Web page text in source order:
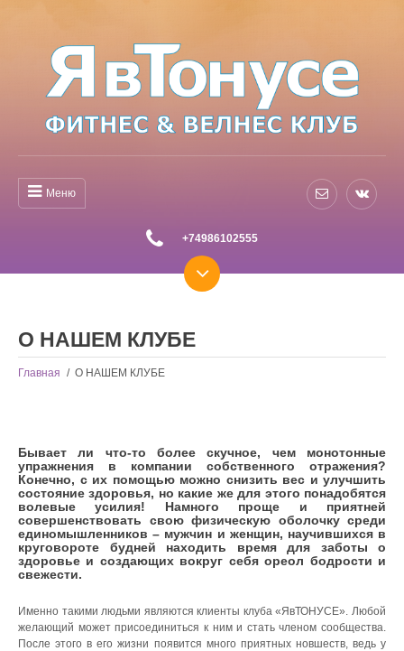
Меню
+74986102555
О НАШЕМ КЛУБЕ
Главная / О НАШЕМ КЛУБЕ
Бывает ли что-то более скучное, чем монотонные
упражнения в компании собственного отражения?
Конечно, с их помощью можно снизить вес и улучшить
состояние здоровья, но какие же для этого понадобятся
волевые усилия! Намного проще и приятней
совершенствовать свою физическую оболочку среди
единомышленников – мужчин и женщин, научившихся в
круговороте будней находить время для заботы о
здоровье и создающих вокруг себя ореол бодрости и
свежести.
Именно такими людьми являются клиенты клуба «ЯвТОНУСЕ». Любой
желающий может присоединиться к ним и стать членом сообщества.
После этого в его жизни появится много приятных новшеств, ведь у